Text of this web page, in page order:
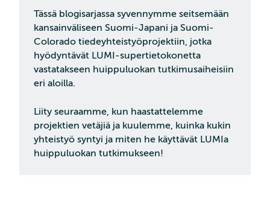
Tässä blogisarjassa syvennymme seitsemään
kansainväliseen Suomi-Japani ja Suomi-
Colorado tiedeyhteistyöprojektiin, jotka
hyödyntävät LUMI-supertietokonetta
vastatakseen huippuluokan tutkimusaiheisiin
eri aloilla.
Liity seuraamme, kun haastattelemme
projektien vetäjiä ja kuulemme, kuinka kukin
yhteistyö syntyi ja miten he käyttävät LUMIa
huippuluokan tutkimukseen!